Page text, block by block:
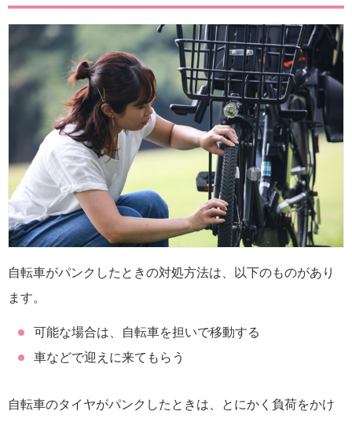
自転車がパンクしたときの対処方法は、以下のものがあり
ます。
可能な場合は、自転車を担いで移動する
車などで迎えに来てもらう
自転車のタイヤがパンクしたときは、とにかく負荷をかけ